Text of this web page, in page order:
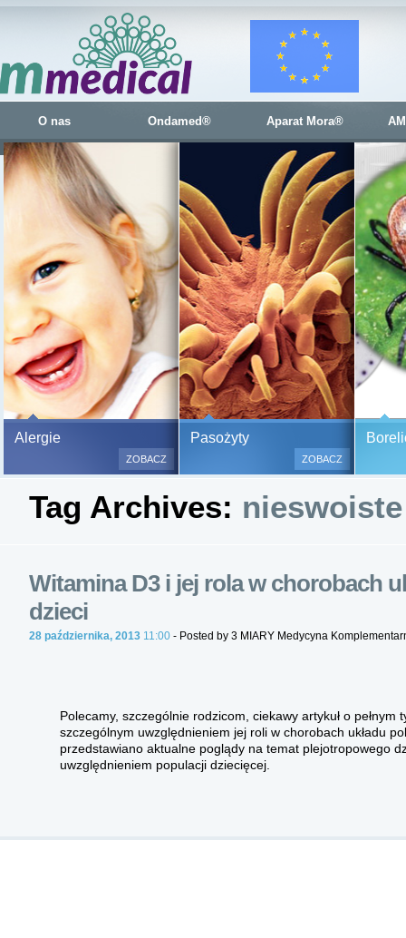
O nas Ondamed® Aparat Mora®
Alergie
Bezbolesne testy alergiczne
500 alergenów oraz zabiegi
odczulające.
Testy są bezbolesne i
(bez nakłuwania i nacinania,
ZOBACZ
Pasożyty
ZOBACZ
Tag Archives:
Witamina D3 i jej rola w chorobach
dzieci
28 października, 2013 11:00 - Posted by 3 MIARY Medycyna
Polecamy, szczególnie rodzicom, ciekawy artykuł o pełnym
szczególnym uwzględnieniem jej roli w chorobach układu
przedstawiano aktualne poglądy na temat plejotropowego
uwzględnieniem populacji dziecięcej.